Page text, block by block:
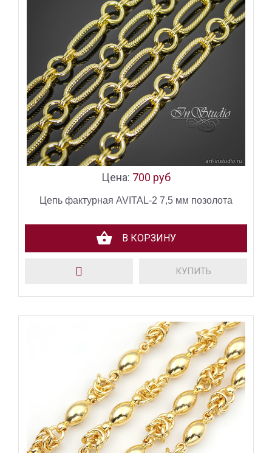
Цена: 700 руб
Цепь фактурная AVITAL-2 7,5 мм позолота
В КОРЗИНУ
КУПИТЬ